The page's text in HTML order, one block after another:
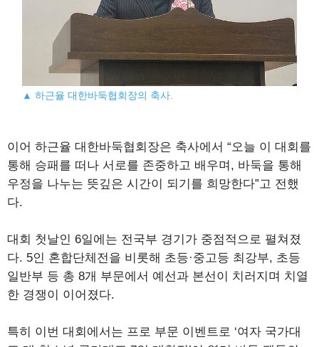
▲ 하근율 대한바둑협회장의 축사.
이어 하근율 대한바둑협회장은 축사에서 “오늘 이 대회를
통해 승패를 떠나 서로를 존중하고 배우며, 바둑을 통해
우정을 나누는 뜻깊은 시간이 되기를 희망한다”고 전했
다.
대회 첫날인 6일에는 전국부 경기가 중점적으로 펼쳐졌
다. 5인 혼합단체전을 비롯해 초등·중고등 최강부, 초등
일반부 등 총 8개 부문에서 예선과 본선이 치러지며 치열
한 경쟁이 이어졌다.
특히 이번 대회에서는 프로 부문 이벤트로 ‘여자 국가대